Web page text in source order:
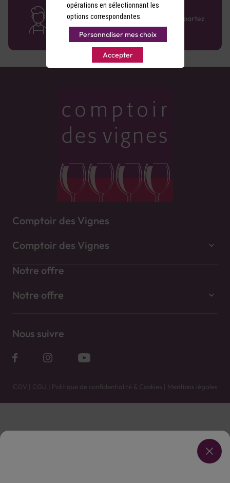
Des cavistes à votre écoute
Bénéficiez de conseils sur-mesure et repartez
avec le sourire :)
Comptoir des Vignes
Comptoir des Vignes
Notre offre
Notre offre
Nous suivre
CGV | CGU | Politique de confidentialité & Cookies | Mentions légales
Vente uniquement en caves. Contactez votre caviste pour plus de renseignements.
L'ABUS D'ALCOOL EST DANGEREUX POUR LA SANTÉ, À CONSOMMER AVEC MODÉRATION.
opérations en sélectionnant les
options correspondantes.
Personnaliser mes choix
Accepter